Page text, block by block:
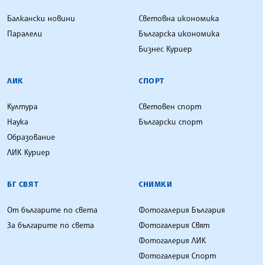
Балкански новини
Паралели
Световна икономика
Българска икономика
Бизнес Куриер
ЛИК
Култура
Наука
Образование
ЛИК Куриер
СПОРТ
Световен спорт
Български спорт
БГ СВЯТ
От българите по света
За българите по света
СНИМКИ
Фотогалерия България
Фотогалерия Свят
Фотогалерия ЛИК
Фотогалерия Спорт